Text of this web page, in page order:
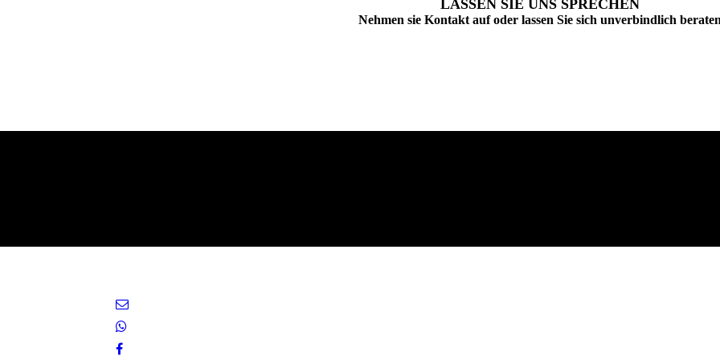
LASSEN SIE UNS SPRECHEN
Nehmen sie Kontakt auf oder lassen Sie sich unverbindlich